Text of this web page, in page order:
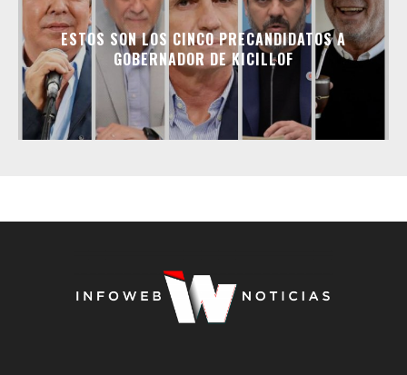
ESTOS SON LOS CINCO PRECANDIDATOS A
GOBERNADOR DE KICILLOF